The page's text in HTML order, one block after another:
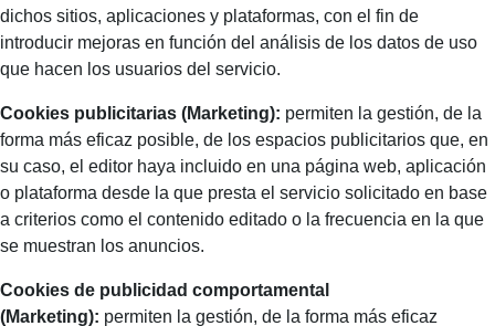
dichos sitios, aplicaciones y plataformas, con el fin de
introducir mejoras en función del análisis de los datos de uso
que hacen los usuarios del servicio.
Cookies publicitarias (Marketing): permiten la gestión, de la
forma más eficaz posible, de los espacios publicitarios que, en
su caso, el editor haya incluido en una página web, aplicación
o plataforma desde la que presta el servicio solicitado en base
a criterios como el contenido editado o la frecuencia en la que
se muestran los anuncios.
Cookies de publicidad comportamental
(Marketing): permiten la gestión, de la forma más eficaz